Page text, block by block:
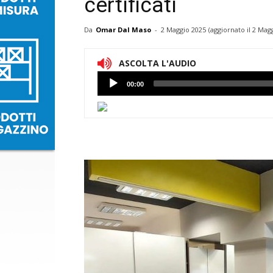
certificati
Da Omar Dal Maso - 2 Maggio 2025 (aggiornato il 2
ASCOLTA L'AUDIO
Lettore
Audio
00:00